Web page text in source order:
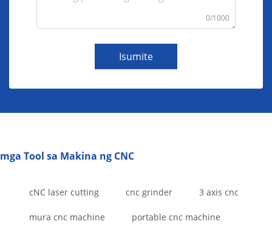
0/1000
Isumite
mga Tool sa Makina ng CNC
cNC laser cutting cnc grinder 3 axis cnc
mura cnc machine portable cnc machine